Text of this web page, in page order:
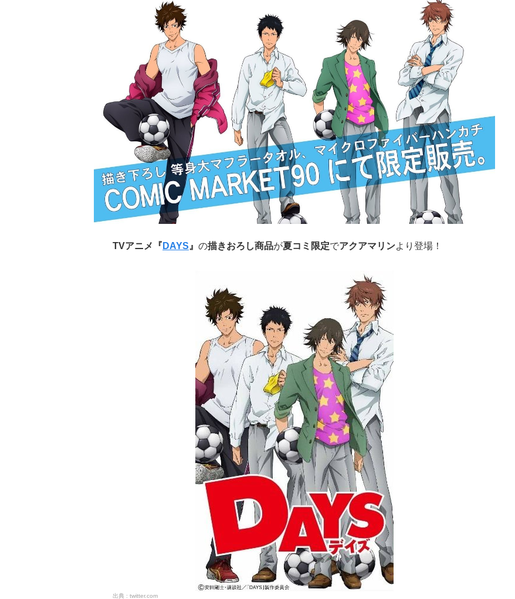
TVアニメ『 DAYS 』 の描きおろし商品が夏コミ限定でアクアマリンより登場！
twitter.com